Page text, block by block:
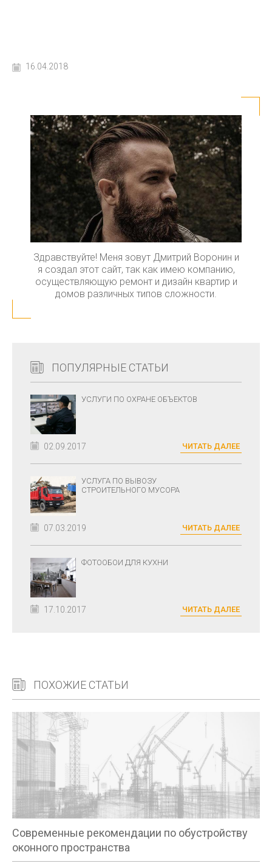
16.04.2018
Здравствуйте! Меня зовут Дмитрий Воронин и
я создал этот сайт, так как имею компанию,
осуществляющую ремонт и дизайн квартир и
домов различных типов сложности.
ПОПУЛЯРНЫЕ СТАТЬИ
УСЛУГИ ПО ОХРАНЕ ОБЪЕКТОВ
02.09.2017 ЧИТАТЬ ДАЛЕЕ
УСЛУГА ПО ВЫВОЗУ
СТРОИТЕЛЬНОГО МУСОРА
07.03.2019 ЧИТАТЬ ДАЛЕЕ
ФОТООБОИ ДЛЯ КУХНИ
17.10.2017 ЧИТАТЬ ДАЛЕЕ
ПОХОЖИЕ СТАТЬИ
Современные рекомендации по обустройству
оконного пространства